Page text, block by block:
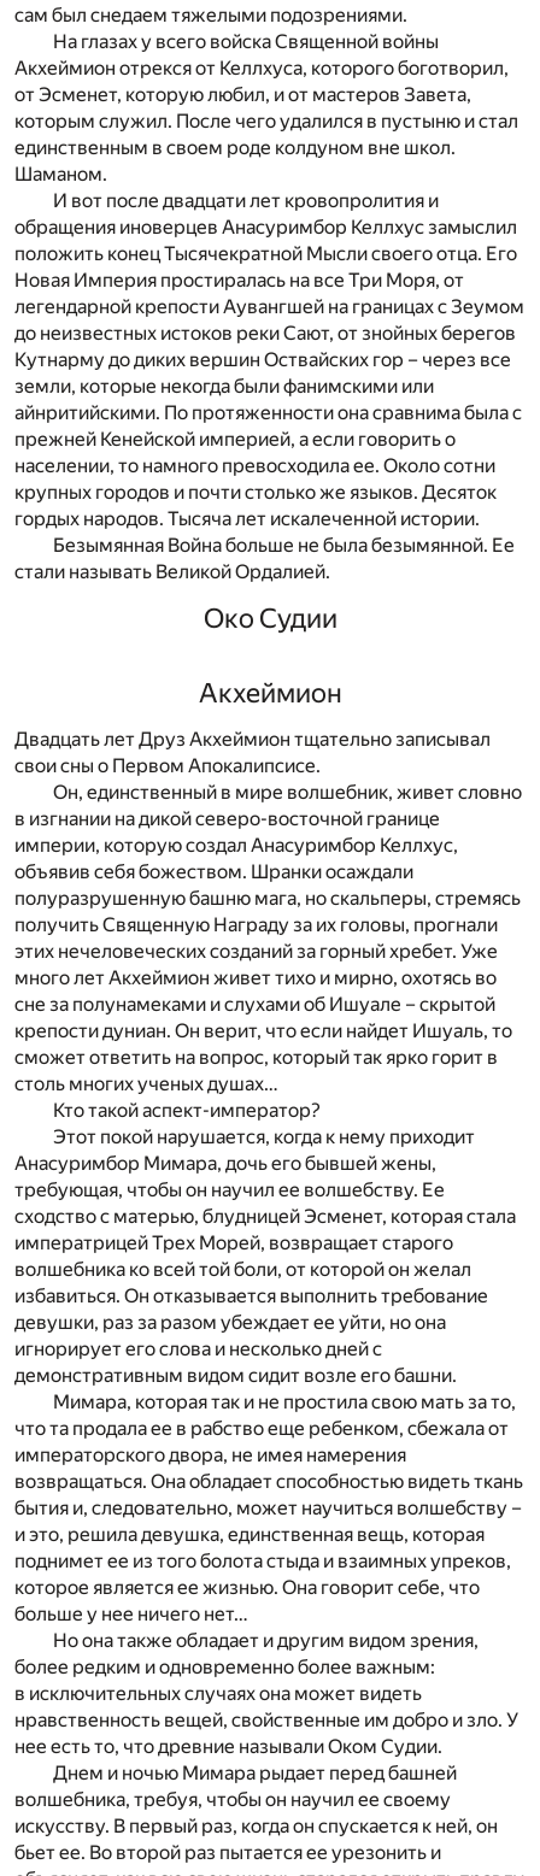
сам был снедаем тяжелыми подозрениями.
На глазах у всего войска Священной войны
Акхеймион отрекся от Келлхуса, которого боготворил,
от Эсменет, которую любил, и от мастеров Завета,
которым служил. После чего удалился в пустыню и стал
единственным в своем роде колдуном вне школ.
Шаманом.
И вот после двадцати лет кровопролития и
обращения иноверцев Анасуримбор Келлхус замыслил
положить конец Тысячекратной Мысли своего отца. Его
Новая Империя простиралась на все Три Моря, от
легендарной крепости Аувангшей на границах с Зеумом
до неизвестных истоков реки Сают, от знойных берегов
Кутнарму до диких вершин Оствайских гор – через все
земли, которые некогда были фанимскими или
айнритийскими. По протяженности она сравнима была с
прежней Кенейской империей, а если говорить о
населении, то намного превосходила ее. Около сотни
крупных городов и почти столько же языков. Десяток
гордых народов. Тысяча лет искалеченной истории.
Безымянная Война больше не была безымянной. Ее
стали называть Великой Ордалией.
Око Судии
Акхеймион
Двадцать лет Друз Акхеймион тщательно записывал
свои сны о Первом Апокалипсисе.
Он, единственный в мире волшебник, живет словно
в изгнании на дикой северо-восточной границе
империи, которую создал Анасуримбор Келлхус,
объявив себя божеством. Шранки осаждали
полуразрушенную башню мага, но скальперы, стремясь
получить Священную Награду за их головы, прогнали
этих нечеловеческих созданий за горный хребет. Уже
много лет Акхеймион живет тихо и мирно, охотясь во
сне за полунамеками и слухами об Ишуале – скрытой
крепости дуниан. Он верит, что если найдет Ишуаль, то
сможет ответить на вопрос, который так ярко горит в
столь многих ученых душах…
Кто такой аспект-император?
Этот покой нарушается, когда к нему приходит
Анасуримбор Мимара, дочь его бывшей жены,
требующая, чтобы он научил ее волшебству. Ее
сходство с матерью, блудницей Эсменет, которая стала
императрицей Трех Морей, возвращает старого
волшебника ко всей той боли, от которой он желал
избавиться. Он отказывается выполнить требование
девушки, раз за разом убеждает ее уйти, но она
игнорирует его слова и несколько дней с
демонстративным видом сидит возле его башни.
Мимара, которая так и не простила свою мать за то,
что та продала ее в рабство еще ребенком, сбежала от
императорского двора, не имея намерения
возвращаться. Она обладает способностью видеть ткань
бытия и, следовательно, может научиться волшебству –
и это, решила девушка, единственная вещь, которая
поднимет ее из того болота стыда и взаимных упреков,
которое является ее жизнью. Она говорит себе, что
больше у нее ничего нет…
Но она также обладает и другим видом зрения,
более редким и одновременно более важным:
в исключительных случаях она может видеть
нравственность вещей, свойственные им добро и зло. У
нее есть то, что древние называли Оком Судии.
Днем и ночью Мимара рыдает перед башней
волшебника, требуя, чтобы он научил ее своему
искусству. В первый раз, когда он спускается к ней, он
бьет ее. Во второй раз пытается ее урезонить и